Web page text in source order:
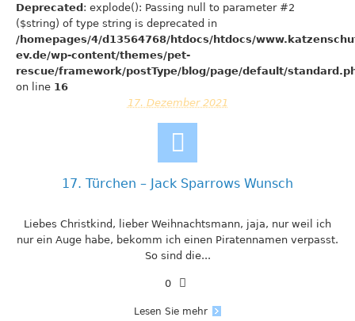
Deprecated: explode(): Passing null to parameter #2
($string) of type string is deprecated in
/homepages/4/d13564768/htdocs/htdocs/
ev.de/wp-content/themes/pet-
rescue/framework/postType/blog/page/default/
on line 16
17. Dezember 2021
17. Türchen – Jack Sparrows Wunsch
Liebes Christkind, lieber Weihnachtsmann, jaja, nur weil ich
nur ein Auge habe, bekomm ich einen Piratennamen verpasst.
So sind die...
0
Lesen Sie mehr